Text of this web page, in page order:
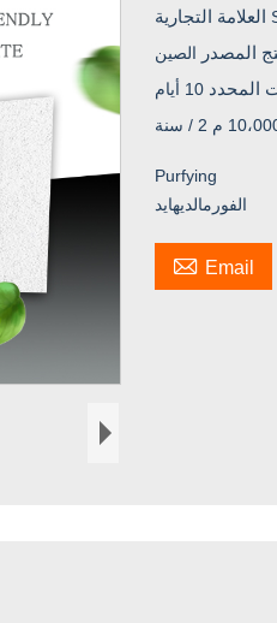
العلامة التجارية
المصدر الصين
المحدد 10 أيام
م 2 / سنة
Purfying
الفورمالديهايد
 Email